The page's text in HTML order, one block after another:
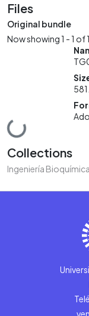
Files
Original bundle
Now showing1 - 1 of 1
Loading...
Collections
Ingeniería